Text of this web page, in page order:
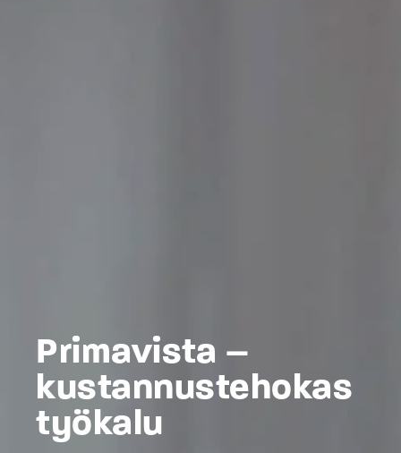
Primavista –
kustannustehokas
työkalu